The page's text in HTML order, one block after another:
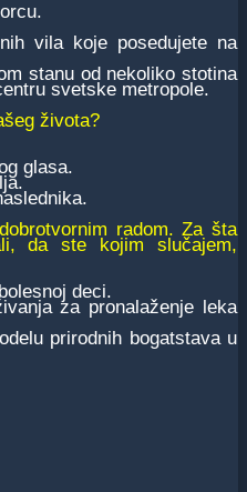
vila koje posedujete na
stanu od nekoliko stotina
svetske metropole.
života?
glasa.
radom. Za šta
da ste kojim slučajem,
deci.
za pronalaženje leka
prirodnih bogatstava u